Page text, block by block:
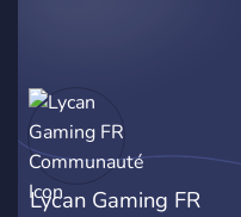
Pokopia. ✨ Ce que tu
trouveras sur Pokopia
France : ・💬 Discussions
actives sur Pokopia
(astuces, gameplay,
Lycan Gaming FR